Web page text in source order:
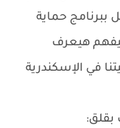
ببرنامج حماية
هيعرف
في الإسكندرية
بقلق: